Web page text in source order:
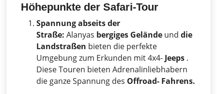
Höhepunkte der Safari-Tour
Spannung abseits der
Straße: Alanyas bergiges Gelände und die
Landstraßen bieten die perfekte
Umgebung zum Erkunden mit 4x4- Jeeps .
Diese Touren bieten Adrenalinliebhabern
die ganze Spannung des Offroad- Fahrens.